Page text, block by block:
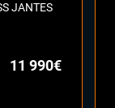
JANTES
11 990€